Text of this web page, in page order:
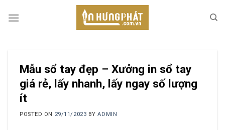
Mẫu sổ tay đẹp – Xưởng in sổ tay
giá rẻ, lấy nhanh, lấy ngay số lượng
ít
POSTED ON 29/11/2023 BYADMIN